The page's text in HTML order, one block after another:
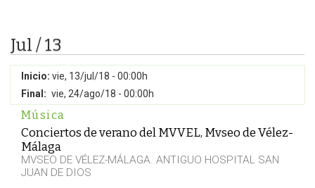
Jul / 13
Inicio: vie, 13/jul/18 - 00:00h
Final: vie, 24/ago/18 - 00:00h
Música
Conciertos de verano del MVVEL, Mvseo de Vélez-
Málaga
MVSEO DE VÉLEZ-MÁLAGA. ANTIGUO HOSPITAL SAN
JUAN DE DIOS